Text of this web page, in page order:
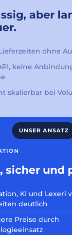
aber
ohne
keine
skalierbar bei
sicher und
KI und Lexeri
deutlich
Preise durch